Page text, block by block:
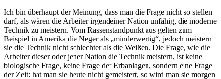
Ich bin überhaupt der Meinung, dass man die Frage nicht so stellen
darf, als wären die Arbeiter irgendeiner Nation unfähig, die moderne
Technik zu meistern. Vom Rassenstandpunkt aus gelten zum
Beispiel in Amerika die Neger als „minderwertig“, jedoch meistern
sie die Technik nicht schlechter als die Weißen. Die Frage, wie die
Arbeiter dieser oder jener Nation die Technik meistern, ist keine
biologische Frage, keine Frage der Erbanlagen, sondern eine Frage
der Zeit: hat man sie heute nicht gemeistert, so wird man sie morgen